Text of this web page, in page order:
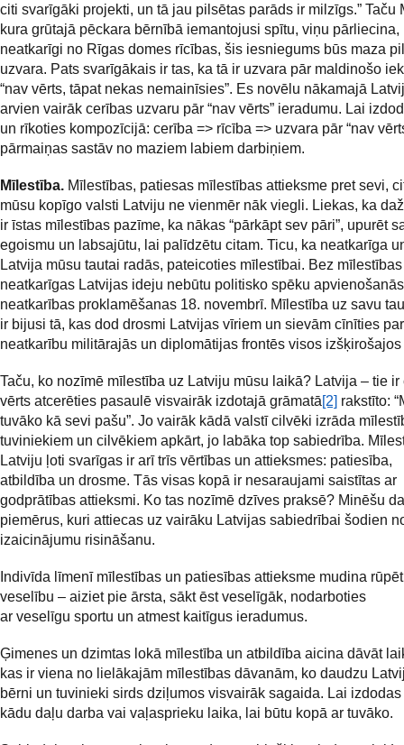
citi svarīgāki projekti, un tā jau pilsētas parāds ir milzīgs.” Taču
kura grūtajā pēckara bērnībā iemantojusi spītu, viņu pārliecina,
neatkarīgi no Rīgas domes rīcības, šis iesniegums būs maza
uzvara. Pats svarīgākais ir tas, ka tā ir uzvara pār maldinošo
“nav vērts, tāpat nekas nemainīsies”. Es novēlu nākamajā
arvien vairāk cerības uzvaru pār “nav vērts” ieradumu. Lai
un rīkoties kompozīcijā: cerība => rīcība => uzvara pār “nav
pārmaiņas sastāv no maziem labiem darbiņiem.
Mīlestība. Mīlestības, patiesas mīlestības attieksme pret sevi,
mūsu kopīgo valsti Latviju ne vienmēr nāk viegli. Liekas, ka
ir īstas mīlestības pazīme, ka nākas “pārkāpt sev pāri”, upurēt
egoismu un labsajūtu, lai palīdzētu citam. Ticu, ka neatkarīga
Latvija mūsu tautai radās, pateicoties mīlestībai. Bez
neatkarīgas Latvijas ideju nebūtu politisko spēku
neatkarības proklamēšanas 18. novembrī. Mīlestība uz savu
ir bijusi tā, kas dod drosmi Latvijas vīriem un sievām cīnīties
neatkarību militārajās un diplomātijas frontēs visos
Taču, ko nozīmē mīlestība uz Latviju mūsu laikā? Latvija – tie ir
vērts atcerēties pasaulē visvairāk izdotajā grāmatā[2] rakstīto:
tuvāko kā sevi pašu”. Jo vairāk kādā valstī cilvēki izrāda
tuviniekiem un cilvēkiem apkārt, jo labāka top sabiedrība.
Latviju ļoti svarīgas ir arī trīs vērtības un attieksmes: patiesība,
atbildība un drosme. Tās visas kopā ir nesaraujami saistītas ar
godprātības attieksmi. Ko tas nozīmē dzīves praksē? Minēšu
piemērus, kuri attiecas uz vairāku Latvijas sabiedrībai šodien
izaicinājumu risināšanu.
Indivīda līmenī mīlestības un patiesības attieksme mudina
veselību – aiziet pie ārsta, sākt ēst veselīgāk, nodarboties
ar veselīgu sportu un atmest kaitīgus ieradumus.
Ģimenes un dzimtas lokā mīlestība un atbildība aicina dāvāt
kas ir viena no lielākajām mīlestības dāvanām, ko daudzu
bērni un tuvinieki sirds dziļumos visvairāk sagaida. Lai
kādu daļu darba vai vaļasprieku laika, lai būtu kopā ar tuvāko.